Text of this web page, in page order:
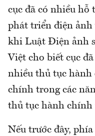
cục đã có nhiều hỗ
phát triển điện ảnh
khi Luật Điện ảnh
Việt cho biết cục
nhiều thủ tục hành
chính trong các
thủ tục hành
Nếu trước đây,